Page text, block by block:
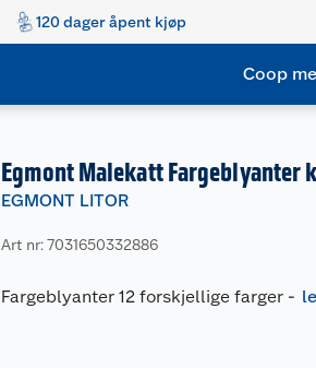
120 dager åpent kjøp
Coop
Egmont Malekatt Fargeblyanter
EGMONT LITOR
Art nr: 7031650332886
Fargeblyanter 12 forskjellige farger -